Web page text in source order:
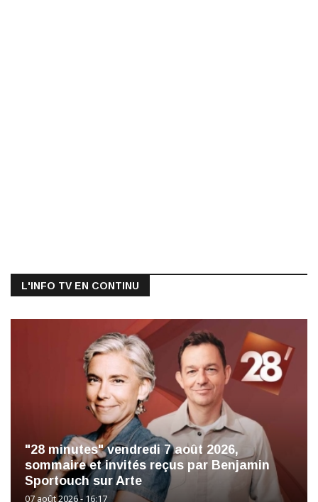
L'INFO TV EN CONTINU
"28 minutes" vendredi 7 août 2026,
sommaire et invités reçus par Benjamin
Sportouch sur Arte
07 août 2026 - 16:17